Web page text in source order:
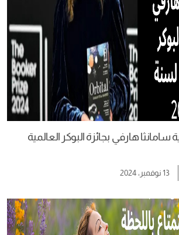
سامانثا هارفي بجائزة البوكر العالمية
13 نوفمبر، 2024